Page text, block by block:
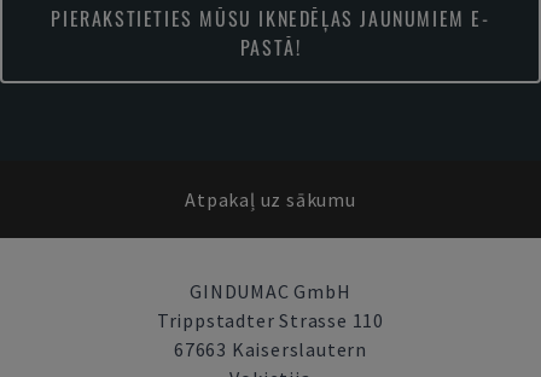
PIERAKSTIETIES MŪSU IKNEDĒĻAS JAUNUMIEM E-
PASTĀ!
Atpakaļ uz sākumu
GINDUMAC GmbH
Trippstadter Strasse 110
67663 Kaiserslautern